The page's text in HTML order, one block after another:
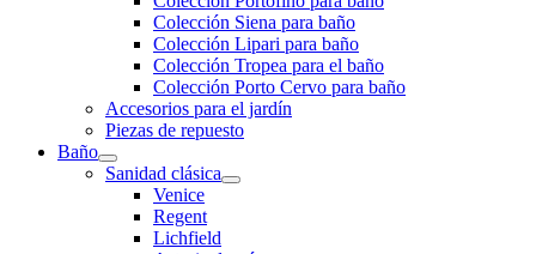
Colección Siena para baño
Colección Lipari para baño
Colección Tropea para el baño
Colección Porto Cervo para baño
Accesorios para el jardín
Piezas de repuesto
Baño
Sanidad clásica
Venice
Regent
Lichfield